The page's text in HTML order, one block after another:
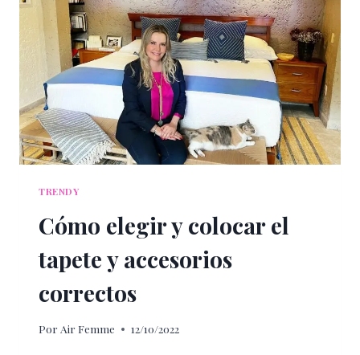
COSMÉTICOS
Y
DE
CUIDADOS
PERSONALES
TRENDY
Cómo elegir y colocar el
tapete y accesorios
correctos
Por Air Femme 12/10/2022